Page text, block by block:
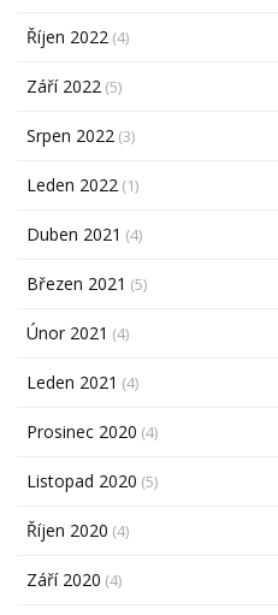
Říjen 2022 (4)
Září 2022 (5)
Srpen 2022 (3)
Leden 2022 (1)
Duben 2021 (4)
Březen 2021 (5)
Únor 2021 (4)
Leden 2021 (4)
Prosinec 2020 (4)
Listopad 2020 (5)
Říjen 2020 (4)
Září 2020 (4)